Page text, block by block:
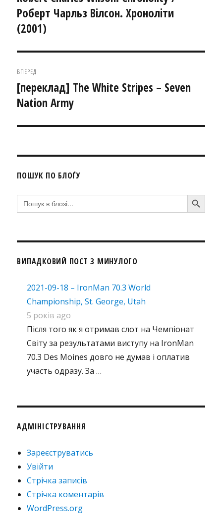
запис:
Роберт Чарльз Вілсон. Хроноліти
(2001)
ВПЕРЕД
Наступний
запис:
[переклад] The White Stripes – Seven
Nation Army
ПОШУК ПО БЛОҐУ
Search
for:
SEARCH BUTTON
ВИПАДКОВИЙ ПОСТ З МИНУЛОГО
2021-09-18 – IronMan 70.3 World
Championship, St. George, Utah
5 років ago
Після того як я отримав слот на Чемпіонат
Світу за результатами виступу на IronMan
70.3 Des Moines довго не думав і оплатив
участь одразу. За …
АДМІНІСТРУВАННЯ
Зареєструватись
Увійти
Стрічка записів
Стрічка коментарів
WordPress.org